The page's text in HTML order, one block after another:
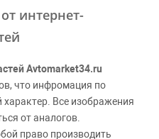
интернет-
Avtomarket34.ru
что инфромация по
Все изображения
от аналогов.
право производить